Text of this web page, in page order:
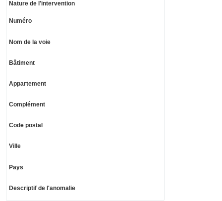
Nature de l'intervention
Numéro
Nom de la voie
Bâtiment
Appartement
Complément
Code postal
Ville
Pays
Descriptif de l'anomalie